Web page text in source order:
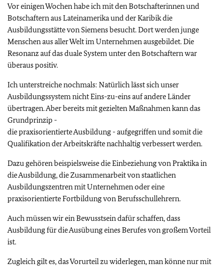
Vor einigen Wochen habe ich mit den Botschafterinnen und
Botschaftern aus Lateinamerika und der Karibik die
Ausbildungsstätte von Siemens besucht. Dort werden junge
Menschen aus aller Welt im Unternehmen ausgebildet. Die
Resonanz auf das duale System unter den Botschaftern war
überaus positiv.
Ich unterstreiche nochmals: Natürlich lässt sich unser
Ausbildungssystem nicht Eins-zu-eins auf andere Länder
übertragen. Aber bereits mit gezielten Maßnahmen kann das
Grundprinzip -
die praxisorientierte Ausbildung - aufgegriffen und somit die
Qualifikation der Arbeitskräfte nachhaltig verbessert werden.
Dazu gehören beispielsweise die Einbeziehung von Praktika in
die Ausbildung, die Zusammenarbeit von staatlichen
Ausbildungszentren mit Unternehmen oder eine
praxisorientierte Fortbildung von Berufsschullehrern.
Auch müssen wir ein Bewusstsein dafür schaffen, dass
Ausbildung für die Ausübung eines Berufes von großem Vorteil
ist.
Zugleich gilt es, das Vorurteil zu widerlegen, man könne nur mit